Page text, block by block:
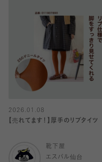
2026.01.08
【売れてます！】厚手のリブタイツ
靴下屋
エスパル仙台